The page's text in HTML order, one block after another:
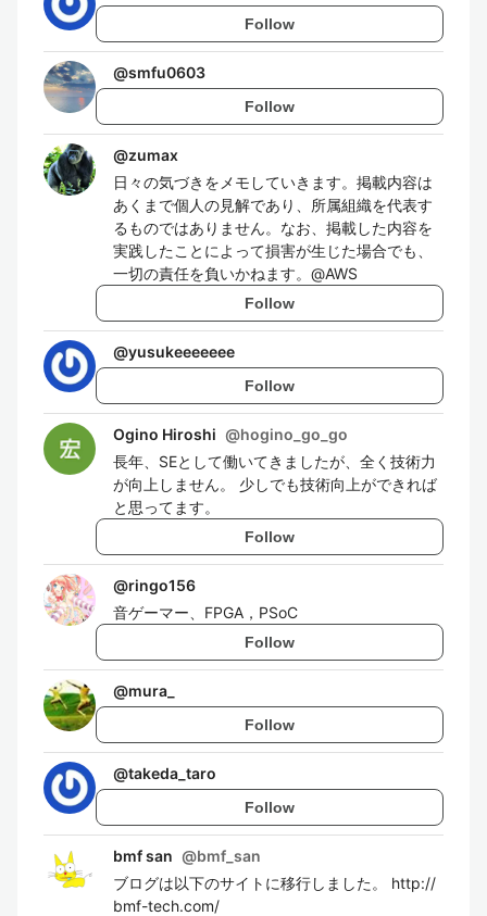
Follow
@smfu0603
Follow
@zumax
日々の気づきをメモしていきます。掲載内容は
あくまで個人の見解であり、所属組織を代表す
るものではありません。なお、掲載した内容を
実践したことによって損害が生じた場合でも、
一切の責任を負いかねます。@AWS
Follow
@yusukeeeeeee
Follow
Ogino Hiroshi @hogino_go_go
長年、SEとして働いてきましたが、全く技術力
が向上しません。 少しでも技術向上ができれば
と思ってます。
Follow
@ringo156
音ゲーマー、FPGA，PSoC
Follow
@mura_
Follow
@takeda_taro
Follow
bmf san @bmf_san
ブログは以下のサイトに移行しました。 http://
bmf-tech.com/